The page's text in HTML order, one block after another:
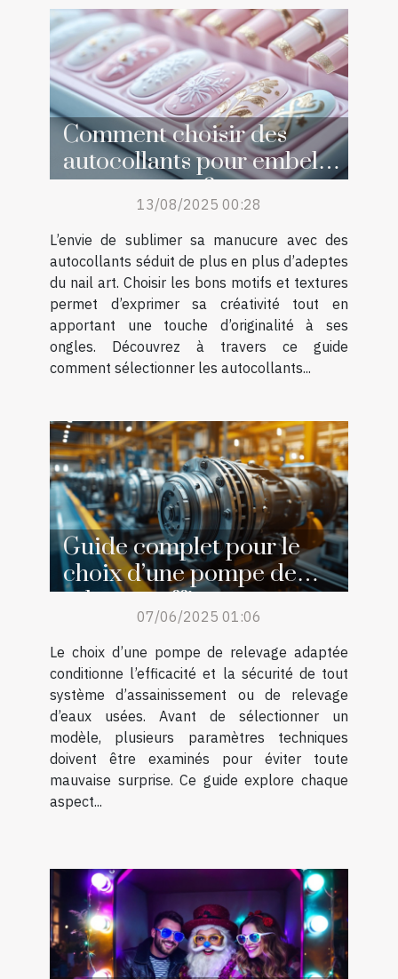
Comment choisir des
autocollants pour embellir
sa manucure ?
13/08/2025 00:28
L’envie de sublimer sa manucure avec des
autocollants séduit de plus en plus d’adeptes
du nail art. Choisir les bons motifs et textures
permet d’exprimer sa créativité tout en
apportant une touche d’originalité à ses
ongles. Découvrez à travers ce guide
comment sélectionner les autocollants...
Guide complet pour le
choix d’une pompe de
relevage efficace
07/06/2025 01:06
Le choix d’une pompe de relevage adaptée
conditionne l’efficacité et la sécurité de tout
système d’assainissement ou de relevage
d’eaux usées. Avant de sélectionner un
modèle, plusieurs paramètres techniques
doivent être examinés pour éviter toute
mauvaise surprise. Ce guide explore chaque
aspect...